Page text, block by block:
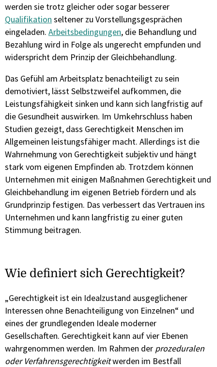
werden sie trotz gleicher oder sogar besserer
Qualifikation seltener zu Vorstellungsgesprächen
eingeladen. Arbeitsbedingungen, die Behandlung und
Bezahlung wird in Folge als ungerecht empfunden und
widerspricht dem Prinzip der Gleichbehandlung.
Das Gefühl am Arbeitsplatz benachteiligt zu sein
demotiviert, lässt Selbstzweifel aufkommen, die
Leistungsfähigkeit sinken und kann sich langfristig auf
die Gesundheit auswirken. Im Umkehrschluss haben
Studien gezeigt, dass Gerechtigkeit Menschen im
Allgemeinen leistungsfähiger macht. Allerdings ist die
Wahrnehmung von Gerechtigkeit subjektiv und hängt
stark vom eigenen Empfinden ab. Trotzdem können
Unternehmen mit einigen Maßnahmen Gerechtigkeit und
Gleichbehandlung im eigenen Betrieb fördern und als
Grundprinzip festigen. Das verbessert das Vertrauen ins
Unternehmen und kann langfristig zu einer guten
Stimmung beitragen.
Wie definiert sich Gerechtigkeit?
„Gerechtigkeit ist ein Idealzustand ausgeglichener
Interessen ohne Benachteiligung von Einzelnen“ und
eines der grundlegenden Ideale moderner
Gesellschaften. Gerechtigkeit kann auf vier Ebenen
wahrgenommen werden. Im Rahmen der prozeduralen
oder Verfahrensgerechtigkeitwerden im Bestfall